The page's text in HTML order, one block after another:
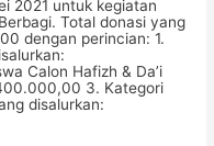
2021 untuk kegiatan
Total donasi yang
dengan perincian: 1.
Calon Hafizh & Da’i
3. Kategori
disalurkan: